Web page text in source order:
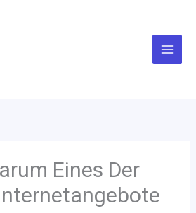
Eines Der